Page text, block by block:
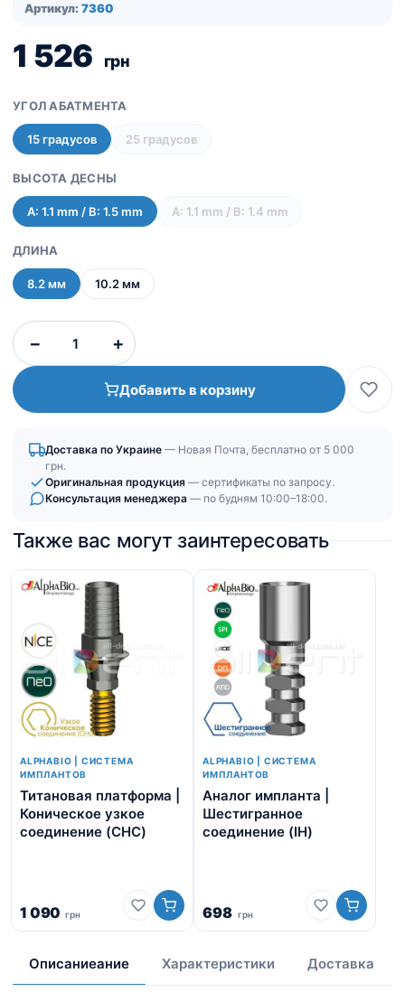
Артикул: 7360
1 526 грн
УГОЛ АБАТМЕНТА
15 градусов 25 градусов
ВЫСОТА ДЕСНЫ
А: 1.1 mm / B: 1.5 mm А: 1.1 mm / B: 1.4 mm
ДЛИНА
8.2 мм 10.2 мм
−
Количество
товара
угловые
эстетические
Коническое
узкое
соединение
+
Добавить в корзину
Доставка по Украине — Новая Почта, бесплатно от 5 000
грн.
Оригинальная продукция — сертификаты по запросу.
Консультация менеджера — по будням 10:00–18:00.
Также вас могут заинтересовать
ALPHABIO | СИСТЕМА
ИМПЛАНТОВ
Титановая платформа |
Коническое узкое
соединение (CHC)
1 090 грн
ALPHABIO | СИСТЕМА
ИМПЛАНТОВ
Аналог импланта |
Шестигранное
соединение (IH)
698 грн
Описаниеание Характеристики Доставка